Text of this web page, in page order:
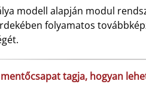
modell alapján modul
folyamatos
tagja, hogyan